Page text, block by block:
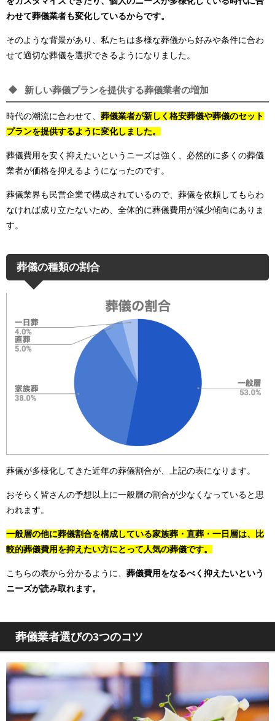
わせて葬儀業者も変化しているからです。
そのような背景があり、私たちは多様な葬儀から好みや条件に合わ
せて適切な葬儀を選択できるようになりました。
新しい葬儀プランを提供する葬儀業者の増加
時代の潮流に合わせて、 葬儀業者が新しく格安葬儀や葬儀のセット
プランを提供するように変化しました。
葬儀費用を安く抑えたいというニーズは強く、必然的に多くの葬儀
業者が価格を抑えるようになったのです。
葬儀業界も民営企業で構成されているので、葬儀を依頼してもらわ
なければ成り立たないため、全体的に葬儀費用が減少傾向にありま
す。
葬儀の種類の割合
葬儀が多様化してきた近年の葬儀割合が、上記の表になります。
おそらく皆さんの予想以上に一般層の割合が少なくなっていると思
われます。
一般層の他に葬儀割合を構成している家族葬・直葬・一日層は、比
較的葬儀費用を抑えたい方にとって人気の葬儀です。
こちらの表から分かるように、 葬儀費用をなるべく抑えたいという
ニーズが読み取れます。
葬儀業者選びの3つのコツ